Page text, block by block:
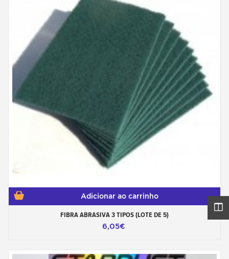
Adicionar ao carrinho
FIBRA ABRASIVA 3 TIPOS (LOTE DE 5)
6,05€